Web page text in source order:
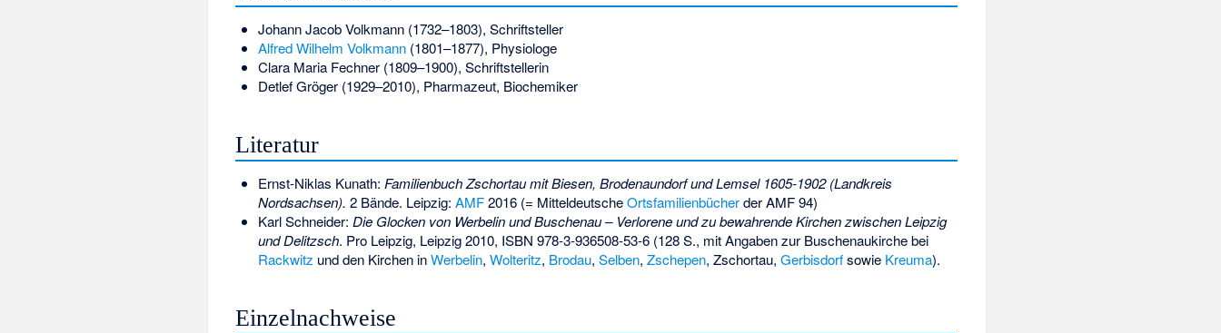
Johann Jacob Volkmann(1732–1803), Schriftsteller
Alfred Wilhelm Volkmann(1801–1877), Physiologe
Clara Maria Fechner(1809–1900), Schriftstellerin
Detlef Gröger (1929–2010), Pharmazeut, Biochemiker
Literatur
Ernst-Niklas Kunath: Familienbuch Zschortau mit Biesen, Brodenaundorf und Lemsel 1605-1902 (Landkreis
Nordsachsen). 2 Bände. Leipzig: AMF2016 (= MitteldeutscheOrtsfamilienbücherder AMF 94)
Karl Schneider: Die Glocken von Werbelin und Buschenau – Verlorene und zu bewahrende Kirchen zwischen Leipzig
und Delitzsch. Pro Leipzig, Leipzig 2010, ISBN 978-3-936508-53-6(128 S., mit Angaben zur Buschenaukirche bei
Rackwitz und den Kirchen inWerbelin, Wolteritz, Brodau, Selben, Zschepen, Zschortau, Gerbisdorfsowie Kreuma).
Einzelnachweise